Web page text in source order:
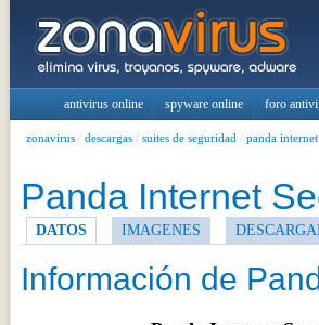
antivirus online spyware online foro
zonavirus / descargas / suites de seguridad / panda
Panda Internet
DATOS IMAGENES
Información de